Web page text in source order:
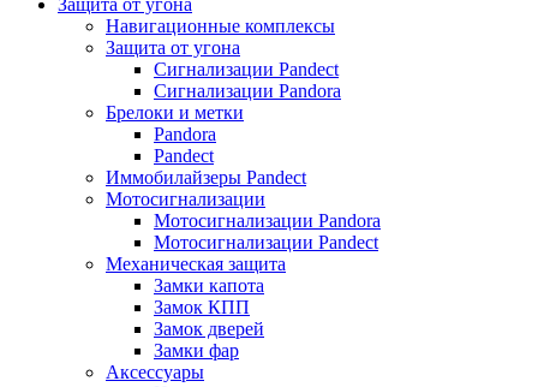
Защита от угона
Навигационные комплексы
Защита от угона
Сигнализации Pandect
Сигнализации Pandora
Брелоки и метки
Pandora
Pandect
Иммобилайзеры Pandect
Мотосигнализации
Мотосигнализации Pandora
Мотосигнализации Pandect
Механическая защита
Замки капота
Замок КПП
Замок дверей
Замки фар
Аксессуары